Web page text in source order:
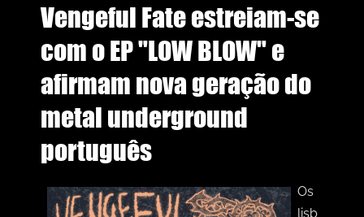
Vengeful Fate estreiam-se
com o EP "LOW BLOW" e
afirmam nova geração do
metal underground
português
Os
lisb